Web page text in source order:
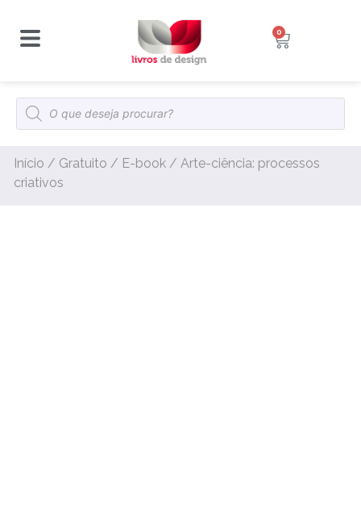
0
Início / Gratuito / E-book / Arte-ciência: processos
criativos